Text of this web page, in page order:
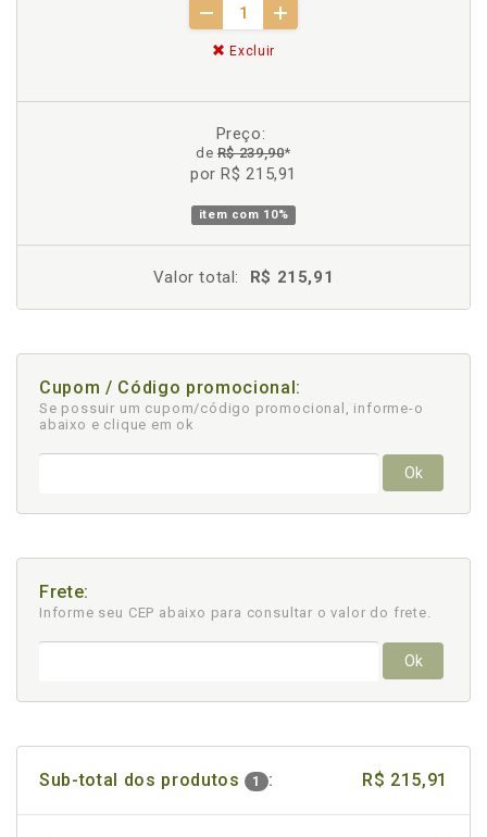
Excluir
Preço:
deR$ 239,90*
por R$ 215,91
item com 10%
Valor total: R$ 215,91
Cupom / Código promocional:
Se possuir um cupom/código promocional, informe-o
abaixo e clique em ok
Ok
Frete:
Informe seu CEP abaixo para consultar o valor do frete.
Ok
Sub-total dos produtos 1 : R$ 215,91